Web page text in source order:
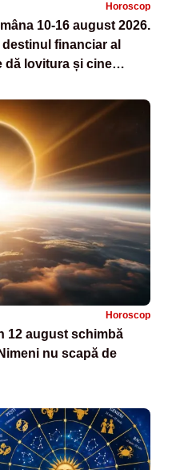
Horoscop
10-16 august 2026.
financiar al
dă lovitura și cine
Horoscop
12 august schimbă
nu scapă de